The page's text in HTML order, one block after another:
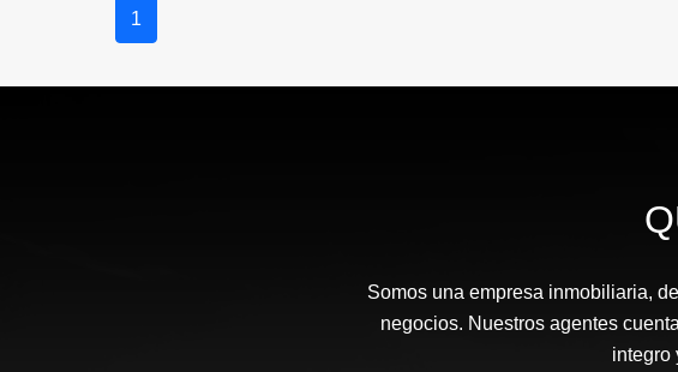
1
Somos una empresa inmobiliaria,
negocios. Nuestros agentes
integro